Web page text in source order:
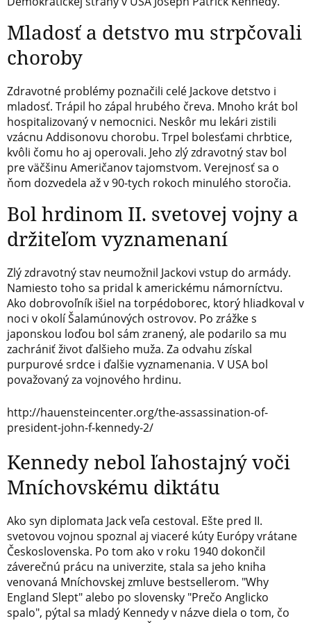
Mladosť a detstvo mu strpčovali
choroby
Zdravotné problémy poznačili celé Jackove detstvo i
mladosť. Trápil ho zápal hrubého čreva. Mnoho krát bol
hospitalizovaný v nemocnici. Neskôr mu lekári zistili
vzácnu Addisonovu chorobu. Trpel bolesťami chrbtice,
kvôli čomu ho aj operovali. Jeho zlý zdravotný stav bol
pre väčšinu Američanov tajomstvom. Verejnosť sa o
ňom dozvedela až v 90-tych rokoch minulého storočia.
Bol hrdinom II. svetovej vojny a
držiteľom vyznamenaní
Zlý zdravotný stav neumožnil Jackovi vstup do armády.
Namiesto toho sa pridal k americkému námorníctvu.
Ako dobrovoľník išiel na torpédoborec, ktorý hliadkoval v
noci v okolí Šalamúnových ostrovov. Po zrážke s
japonskou loďou bol sám zranený, ale podarilo sa mu
zachrániť život ďalšieho muža. Za odvahu získal
purpurové srdce i ďalšie vyznamenania. V USA bol
považovaný za vojnového hrdinu.
http://hauensteincenter.org/the-assassination-of-
president-john-f-kennedy-2/
Kennedy nebol ľahostajný voči
Mníchovskému diktátu
Ako syn diplomata Jack veľa cestoval. Ešte pred II.
svetovou vojnou spoznal aj viaceré kúty Európy vrátane
Československa. Po tom ako v roku 1940 dokončil
záverečnú prácu na univerzite, stala sa jeho kniha
venovaná Mníchovskej zmluve bestsellerom. "Why
England Slept" alebo po slovensky "Prečo Anglicko
spalo", pýtal sa mladý Kennedy v názve diela o tom, čo